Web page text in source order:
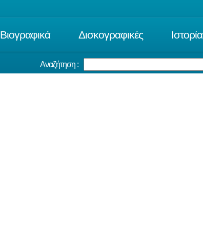
Βιογραφικά Δισκογραφικές Ιστορία
Αναζήτηση :